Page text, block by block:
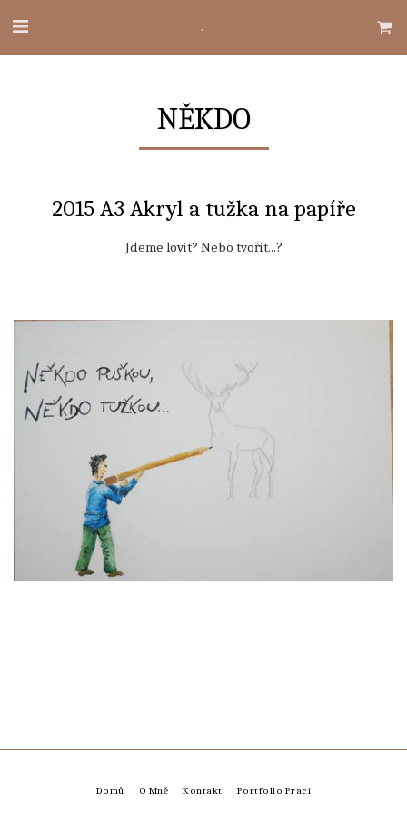
.
NĚKDO
2015 A3 Akryl a tužka na papíře
Jdeme lovit? Nebo tvořit...?
Domů O Mně Kontakt Portfolio Prací